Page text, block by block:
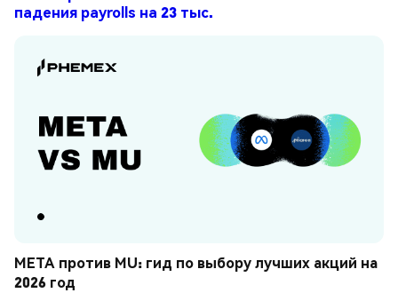
падения payrolls на 23 тыс.
META против MU: гид по выбору лучших акций на
2026 год